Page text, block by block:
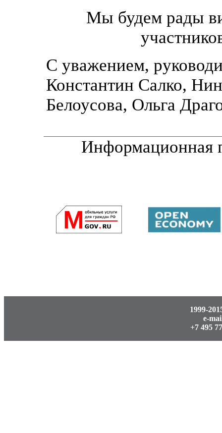
Мы будем рады
С уважением,
Константин Салко,
Белоусова, Ольга
Информационная
1999-
e-
+7 495